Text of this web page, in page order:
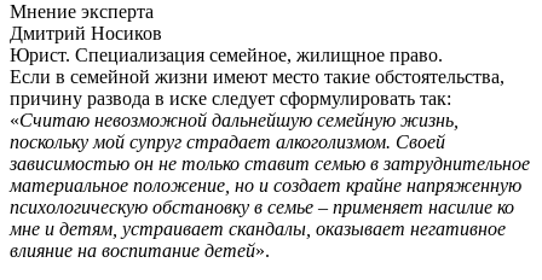
Мнение эксперта
Дмитрий Носиков
Юрист. Специализация семейное, жилищное право.
Если в семейной жизни имеют место такие обстоятельства,
причину развода в иске следует сформулировать так:
«Считаю невозможной дальнейшую семейную жизнь,
поскольку мой супруг страдает алкоголизмом. Своей
зависимостью он не только ставит семью в затруднительное
материальное положение, но и создает крайне напряженную
психологическую обстановку в семье – применяет насилие ко
мне и детям, устраивает скандалы, оказывает негативное
влияние на воспитание детей».